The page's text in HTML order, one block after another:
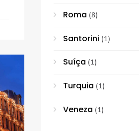
Roma (8)
Santorini (1)
Suíça (1)
Turquia (1)
Veneza (1)